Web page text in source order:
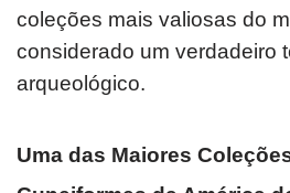
coleções mais valiosas do
considerado um verdadeiro
arqueológico.
Uma das Maiores